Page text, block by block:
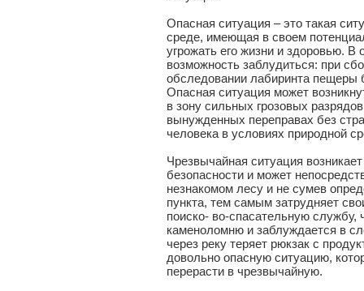
Опасная ситуация – это такая
среде, имеющая в своем
угрожать его жизни и здоровью. В
возможность заблудиться: при
обследовании лабиринта пещеры
Опасная ситуация может
в зону сильных грозовых
вынужденных переправах без
человека в условиях природной
Чрезвычайная ситуация
безопасности и может
незнакомом лесу и не сумев
пункта, тем самым затрудняет
поиско- во-спасательную
каменоломню и заблуждается в
через реку теряет рюкзак с
довольно опасную ситуацию,
перерасти в чрезвычайную.